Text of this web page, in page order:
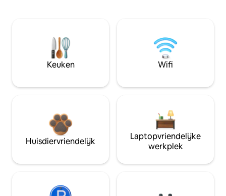
Keuken Wifi
Huisdiervriendelijk
Laptopvriendelijke
werkplek